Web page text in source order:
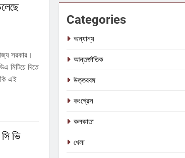
সরকার।
মিটিয়ে দিতে
কি এই
ভি
Categories
অন্যান্য
আন্তর্জাতিক
উত্তরবঙ্গ
কংগ্রেস
কলকাতা
খেলা